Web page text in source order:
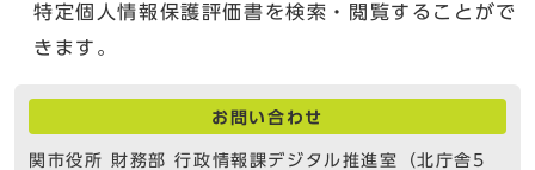
特定個人情報保護評価書を検索・閲覧することがで
きます。
お問い合わせ
関市役所 財務部 行政情報課デジタル推進室（北庁舎5